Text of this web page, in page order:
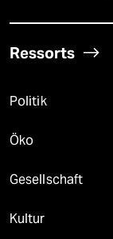
Ressorts
Politik
Öko
Gesellschaft
Kultur